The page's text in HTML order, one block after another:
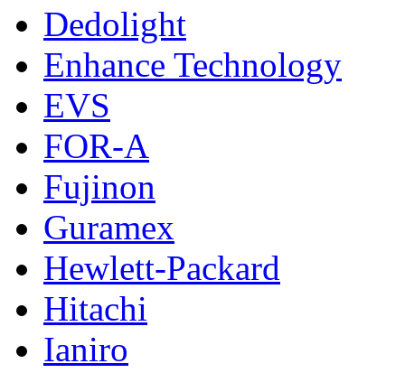
Dedolight
Enhance Technology
EVS
FOR-A
Fujinon
Guramex
Hewlett-Packard
Hitachi
Ianiro